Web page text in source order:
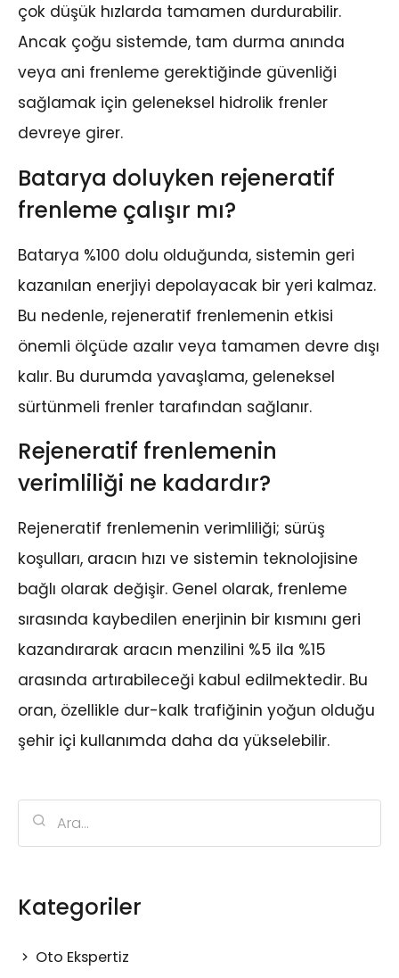
çok düşük hızlarda tamamen durdurabilir.
Ancak çoğu sistemde, tam durma anında
veya ani frenleme gerektiğinde güvenliği
sağlamak için geleneksel hidrolik frenler
devreye girer.
Batarya doluyken rejeneratif
frenleme çalışır mı?
Batarya %100 dolu olduğunda, sistemin geri
kazanılan enerjiyi depolayacak bir yeri kalmaz.
Bu nedenle, rejeneratif frenlemenin etkisi
önemli ölçüde azalır veya tamamen devre dışı
kalır. Bu durumda yavaşlama, geleneksel
sürtünmeli frenler tarafından sağlanır.
Rejeneratif frenlemenin
verimliliği ne kadardır?
Rejeneratif frenlemenin verimliliği; sürüş
koşulları, aracın hızı ve sistemin teknolojisine
bağlı olarak değişir. Genel olarak, frenleme
sırasında kaybedilen enerjinin bir kısmını geri
kazandırarak aracın menzilini %5 ila %15
arasında artırabileceği kabul edilmektedir. Bu
oran, özellikle dur-kalk trafiğinin yoğun olduğu
şehir içi kullanımda daha da yükselebilir.
Kategoriler
Oto Ekspertiz